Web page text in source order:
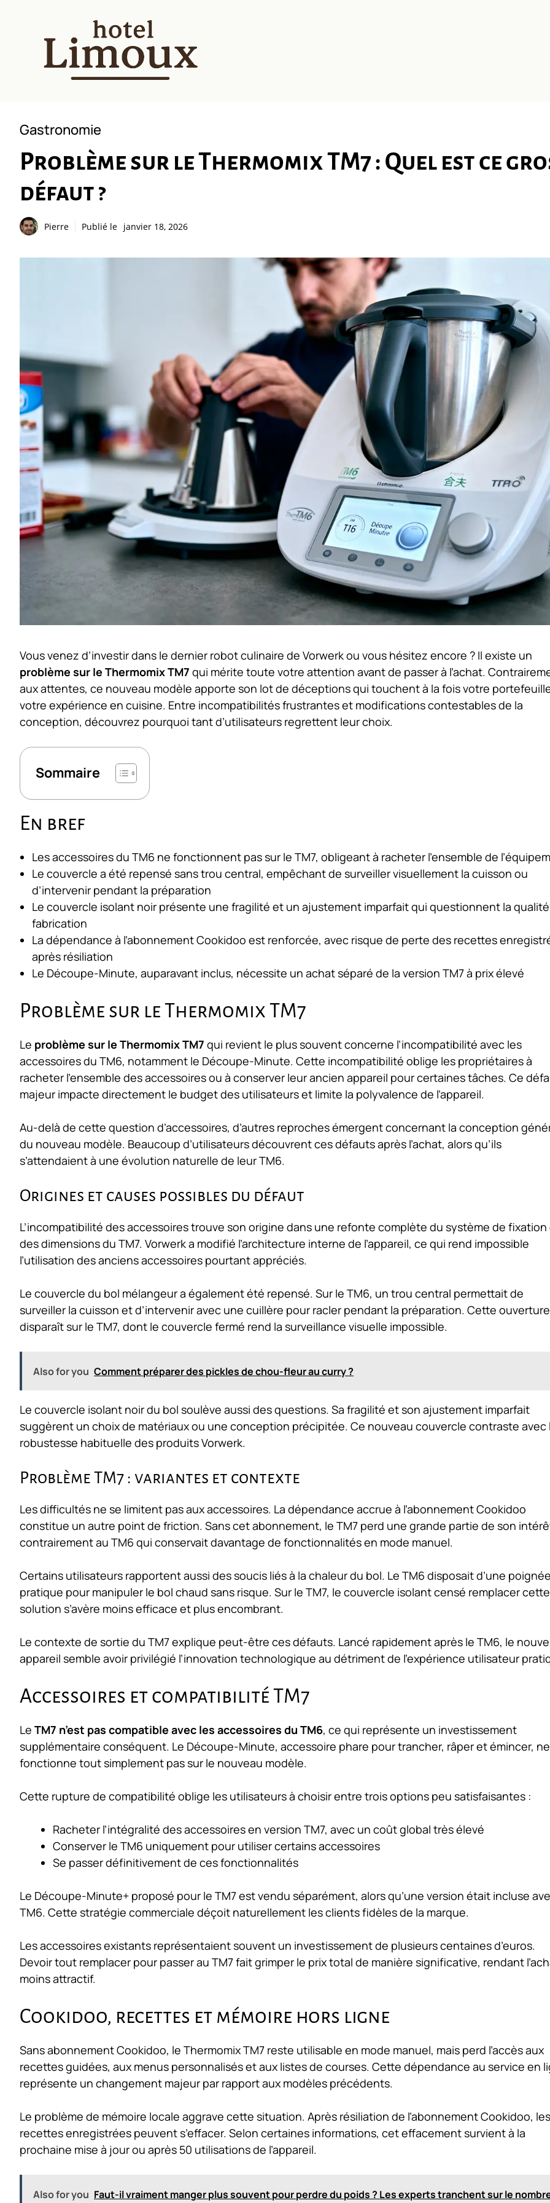
Gastronomie
Problème sur le Thermomix TM7 : Quel est ce
défaut ?
Pierre Publié le janvier 18, 2026
Vous venez d’investir dans le dernier robot culinaire de Vorwerk ou vous hésitez encore ? Il existe un
problème sur le Thermomix TM7 qui mérite toute votre attention avant de passer à l’achat.
aux attentes, ce nouveau modèle apporte son lot de déceptions qui touchent à la fois votre
votre expérience en cuisine. Entre incompatibilités frustrantes et modifications contestables de la
conception, découvrez pourquoi tant d’utilisateurs regrettent leur choix.
Sommaire
En bref
Les accessoires du TM6 ne fonctionnent pas sur le TM7, obligeant à racheter l’ensemble de
Le couvercle a été repensé sans trou central, empêchant de surveiller visuellement la cuisson ou
d’intervenir pendant la préparation
Le couvercle isolant noir présente une fragilité et un ajustement imparfait qui questionnent la
fabrication
La dépendance à l’abonnement Cookidoo est renforcée, avec risque de perte des recettes
après résiliation
Le Découpe-Minute, auparavant inclus, nécessite un achat séparé de la version TM7 à prix élevé
Problème sur le Thermomix TM7
Le problème sur le Thermomix TM7 qui revient le plus souvent concerne l’incompatibilité avec les
accessoires du TM6, notamment le Découpe-Minute. Cette incompatibilité oblige les propriétaires à
racheter l’ensemble des accessoires ou à conserver leur ancien appareil pour certaines tâches. Ce
majeur impacte directement le budget des utilisateurs et limite la polyvalence de l’appareil.
Au-delà de cette question d’accessoires, d’autres reproches émergent concernant la conception
du nouveau modèle. Beaucoup d’utilisateurs découvrent ces défauts après l’achat, alors qu’ils
s’attendaient à une évolution naturelle de leur TM6.
Origines et causes possibles du défaut
L’incompatibilité des accessoires trouve son origine dans une refonte complète du système de
des dimensions du TM7. Vorwerk a modifié l’architecture interne de l’appareil, ce qui rend impossible
l’utilisation des anciens accessoires pourtant appréciés.
Le couvercle du bol mélangeur a également été repensé. Sur le TM6, un trou central permettait de
surveiller la cuisson et d’intervenir avec une cuillère pour racler pendant la préparation. Cette ouverture
disparaît sur le TM7, dont le couvercle fermé rend la surveillance visuelle impossible.
Also for you Comment préparer des pickles de chou-fleur au curry ?
Le couvercle isolant noir du bol soulève aussi des questions. Sa fragilité et son ajustement imparfait
suggèrent un choix de matériaux ou une conception précipitée. Ce nouveau couvercle contraste avec
robustesse habituelle des produits Vorwerk.
Problème TM7 : variantes et contexte
Les difficultés ne se limitent pas aux accessoires. La dépendance accrue à l’abonnement Cookidoo
constitue un autre point de friction. Sans cet abonnement, le TM7 perd une grande partie de son
contrairement au TM6 qui conservait davantage de fonctionnalités en mode manuel.
Certains utilisateurs rapportent aussi des soucis liés à la chaleur du bol. Le TM6 disposait d’une poignée
pratique pour manipuler le bol chaud sans risque. Sur le TM7, le couvercle isolant censé remplacer cette
solution s’avère moins efficace et plus encombrant.
Le contexte de sortie du TM7 explique peut-être ces défauts. Lancé rapidement après le TM6, le
appareil semble avoir privilégié l’innovation technologique au détriment de l’expérience utilisateur
Accessoires et compatibilité TM7
Le TM7 n’est pas compatible avec les accessoires du TM6, ce qui représente un investissement
supplémentaire conséquent. Le Découpe-Minute, accessoire phare pour trancher, râper et émincer, ne
fonctionne tout simplement pas sur le nouveau modèle.
Cette rupture de compatibilité oblige les utilisateurs à choisir entre trois options peu satisfaisantes :
Racheter l’intégralité des accessoires en version TM7, avec un coût global très élevé
Conserver le TM6 uniquement pour utiliser certains accessoires
Se passer définitivement de ces fonctionnalités
Le Découpe-Minute+ proposé pour le TM7 est vendu séparément, alors qu’une version était incluse
TM6. Cette stratégie commerciale déçoit naturellement les clients fidèles de la marque.
Les accessoires existants représentaient souvent un investissement de plusieurs centaines d’euros.
Devoir tout remplacer pour passer au TM7 fait grimper le prix total de manière significative, rendant
moins attractif.
Cookidoo, recettes et mémoire hors ligne
Sans abonnement Cookidoo, le Thermomix TM7 reste utilisable en mode manuel, mais perd l’accès aux
recettes guidées, aux menus personnalisés et aux listes de courses. Cette dépendance au service en
représente un changement majeur par rapport aux modèles précédents.
Le problème de mémoire locale aggrave cette situation. Après résiliation de l’abonnement Cookidoo, les
recettes enregistrées peuvent s’effacer. Selon certaines informations, cet effacement survient à la
prochaine mise à jour ou après 50 utilisations de l’appareil.
Also for you Faut-il vraiment manger plus souvent pour perdre du poids ? Les experts tranchent sur le